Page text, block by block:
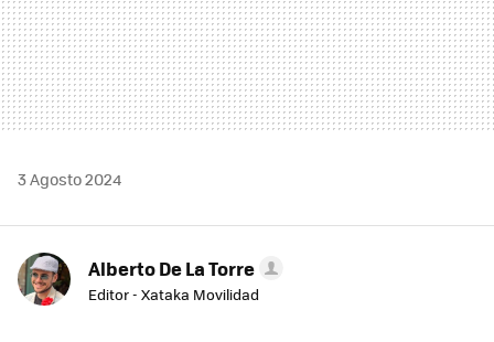
3 Agosto 2024
Alberto De La Torre
Editor - Xataka Movilidad